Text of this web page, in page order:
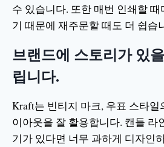
수 있습니다. 또한 매번 인쇄할
기 때문에 재주문할 때도 더 쉽습
브랜드에 스토리가 있
립니다.
Kraft는 빈티지 마크, 우표 스타일
이아웃을 잘 활용합니다. 캔들 라
기가 있다면 너무 과하게 디자인